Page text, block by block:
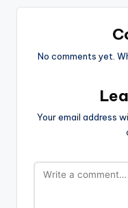
No comments yet.
Your email address